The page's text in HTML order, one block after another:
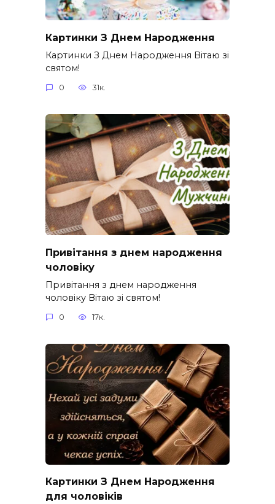
Картинки З Днем Народження
Картинки З Днем Народження Вітаю зі
святом!
0 31к.
Привітання з днем народження
чоловіку
Привітання з днем народження
чоловіку Вітаю зі святом!
0 17к.
Картинки З Днем Народження
для чоловіків​